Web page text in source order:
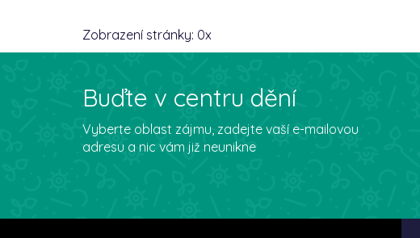
Zobrazení stránky: 0x
Buďte v centru dění
Vyberte oblast zájmu, zadejte vaší e-mailovou
adresu a nic vám již neunikne